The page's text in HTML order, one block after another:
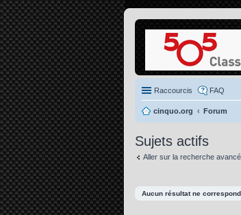
Raccourcis FAQ
cinquo.org Forum
Sujets actifs
Aller sur la recherche
Aucun résultat ne